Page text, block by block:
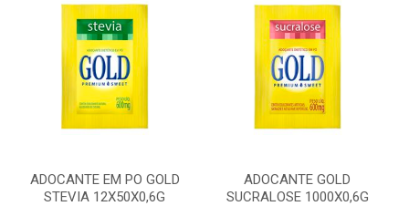
ADOCANTE EM PO GOLD
STEVIA 12X50X0,6G
ADOCANTE GOLD
SUCRALOSE 1000X0,6G